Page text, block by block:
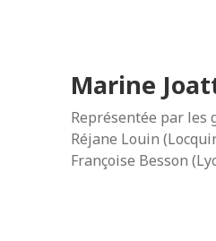
Marine
Représentée par les
Réjane Louin
Françoise Besson